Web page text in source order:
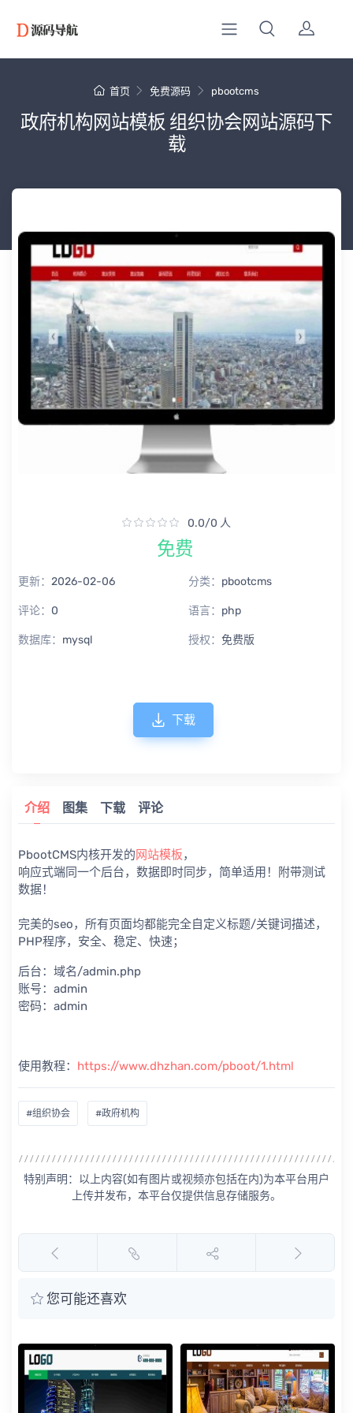
首页 免费源码 pbootcms
政府机构网站模板 组织协会网站源码下
载
0.0/0 人
免费
更新： 2026-02-06 分类： pbootcms
评论： 0 语言： php
数据库： mysql 授权： 免费版
下载
介绍 图集 下载 评论
PbootCMS内核开发的网站模板，
响应式端同一个后台，数据即时同步，简单适用！附带测试
数据！
完美的seo，所有页面均都能完全自定义标题/关键词描述，
PHP程序，安全、稳定、快速；
后台：域名/admin.php
账号：admin
密码：admin
使用教程： https://www.dhzhan.com/pboot/1.html
#组织协会 #政府机构
特别声明：以上内容(如有图片或视频亦包括在内)为本平台用户
上传并发布，本平台仅提供信息存储服务。
您可能还喜欢